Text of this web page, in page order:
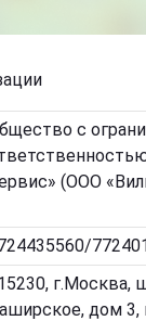
с
(ООО
г.Москва,
дом 3,